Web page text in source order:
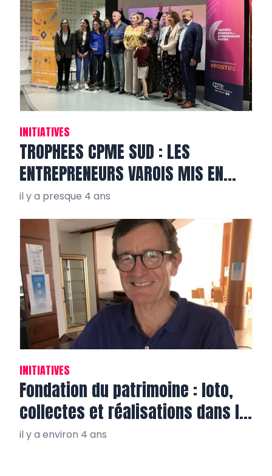
INITIATIVES
TROPHEES CPME SUD : LES
ENTREPRENEURS VAROIS MIS EN
VALEUR
il y a presque 4 ans
INITIATIVES
Fondation du patrimoine : loto,
collectes et réalisations dans le
Var!
il y a environ 4 ans